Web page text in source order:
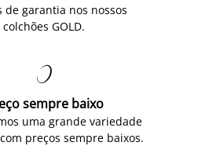
de garantia nos nossos
colchões GOLD.

sempre baixo
uma grande variedade
preços sempre baixos.